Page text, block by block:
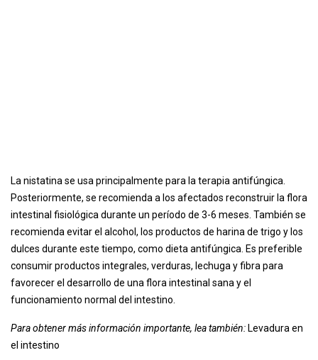
La nistatina se usa principalmente para la terapia antifúngica.
Posteriormente, se recomienda a los afectados reconstruir la flora
intestinal fisiológica durante un período de 3-6 meses. También se
recomienda evitar el alcohol, los productos de harina de trigo y los
dulces durante este tiempo, como dieta antifúngica. Es preferible
consumir productos integrales, verduras, lechuga y fibra para
favorecer el desarrollo de una flora intestinal sana y el
funcionamiento normal del intestino.
Para obtener más información importante, lea también: Levadura en
el intestino